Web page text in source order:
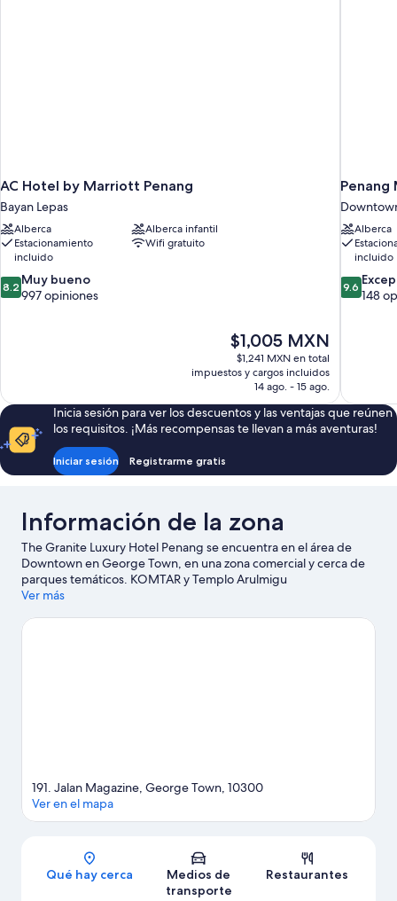
AC Hotel by Marriott Penang
Bayan Lepas
Alberca
Alberca infantil
Estacionamiento
incluido
Wifi gratuito
8.2
de
8.2 Muy bueno
997 opiniones
El
precio
actual
de
$1,005 MXN
$1,005 MXN
$1,241 MXN en total
impuestos y cargos incluidos
14 ago. - 15 ago.
Alberca
incluido
9.6
de
9.6
148
Inicia sesión para ver los descuentos y las ventajas que reúnen
los requisitos. ¡Más recompensas te llevan a más aventuras!
Iniciar sesión Registrarme gratis
Información de la zona
The Granite Luxury Hotel Penang se encuentra en el área de
Downtown en George Town, en una zona comercial y cerca de
parques temáticos. KOMTAR y Templo Arulmigu
Balathandayuthapani son lugares emblemáticos, y la belleza
Ferringhi. No te pierdas ESCAPE Adventureplay.
Ver más
Sección del mapa
191. Jalan Magazine, George Town, 10300
Ver en el mapa
Qué hay cerca
Medios de
transporte
Restaurantes